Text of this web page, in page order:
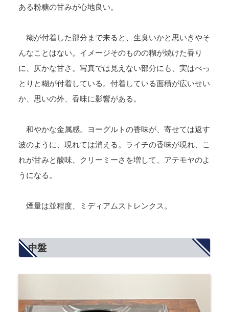
ある粉糖の甘みが心地良い。
糊が付着した部分まで来ると、生臭いかと思いきやそ
んなことはない。イメージそのものの糊が焼けた香り
に、仄かな甘さ。写真では見えない部分にも、実はべっ
とりと糊が付着している。付着している面積が広いせい
か、思いの外、香味に影響がある。
和やかな金属感。ヨーグルトの香味が、寄せては返す
波のように、現れては消える。ライチの香味が現れ、こ
れが甘みと酸味、クリーミーさを増して、アテモヤのよ
うになる。
煙量は並程度、ミディアムストレンクス。
中盤